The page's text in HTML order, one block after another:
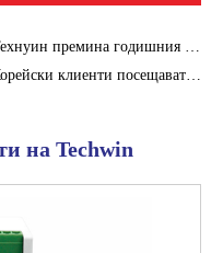
премина годишния преглед на сертифицирането на системата за качество на Китай за 2022 г.
клиенти посещават специално пътуване до фабриката на Текуин
на Techwin